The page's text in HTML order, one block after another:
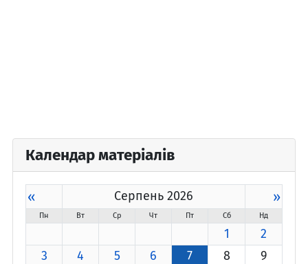
Календар матеріалів
« Серпень 2026 »
Пн Вт Ср Чт Пт Сб Нд
1
2
3
4 5 6 7 8
9